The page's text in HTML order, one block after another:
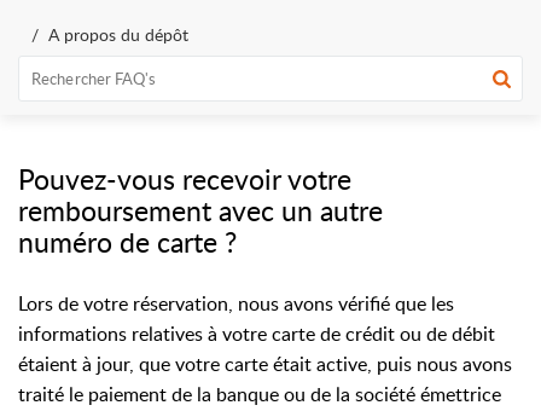
A propos du dépôt
Pouvez-vous recevoir votre
remboursement avec un autre
numéro de carte ?
Lors de votre réservation, nous avons vérifié que les
informations relatives à votre carte de crédit ou de débit
étaient à jour, que votre carte était active, puis nous avons
traité le paiement de la banque ou de la société émettrice